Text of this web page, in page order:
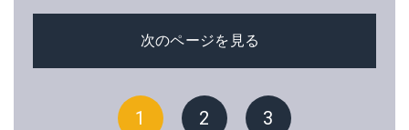
次のページを見る
1 2 3